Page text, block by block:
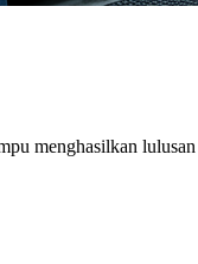
menghasilkan